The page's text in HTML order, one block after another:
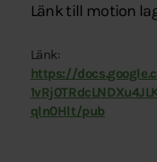
Länk till motion
Länk:
https://
qln0Hlt/pub